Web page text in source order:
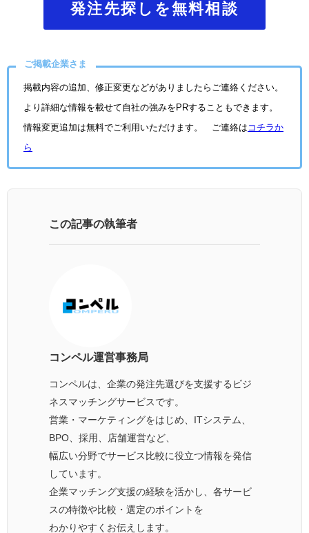
発注先探しを無料相談
ご掲載企業さま
掲載内容の追加、修正変更などがありましたらご連絡ください。
より詳細な情報を載せて自社の強みをPRすることもできます。
情報変更追加は無料でご利用いただけます。 ご連絡は コチラか
ら
この記事の執筆者
コンペル運営事務局
コンペルは、企業の発注先選びを支援するビジ
ネスマッチングサービスです。
営業・マーケティングをはじめ、ITシステム、
BPO、採用、店舗運営など、
幅広い分野でサービス比較に役立つ情報を発信
しています。
企業マッチング支援の経験を活かし、各サービ
スの特徴や比較・選定のポイントを
わかりやすくお伝えします。